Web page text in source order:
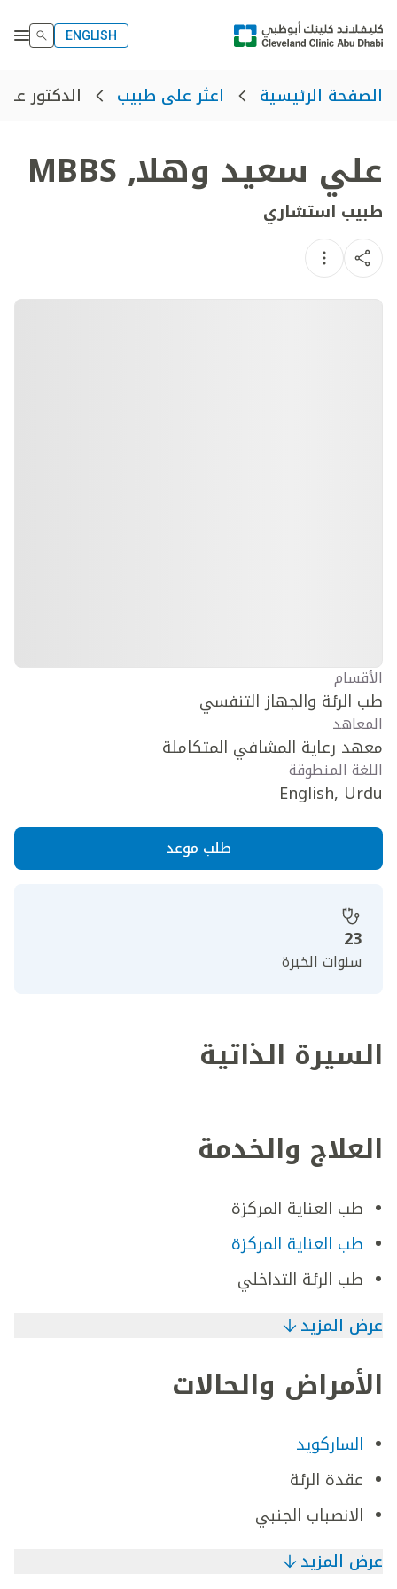
ENGLISH
الصفحة الرئيسية اعثر على طبيب الدكتور
علي سعيد وهلا,
MBBS
طبيب استشاري
الأقسام
طب الرئة والجهاز التنفسي
المعاهد
معهد رعاية المشافي المتكاملة
اللغة المنطوقة
English, Urdu
طلب موعد
23
سنوات الخبرة
السيرة الذاتية
العلاج والخدمة
طب العناية المركزة
طب العناية المركزة
طب الرئة التداخلي
عرض المزيد
الأمراض والحالات
الساركويد
عقدة الرئة
الانصباب الجنبي
عرض المزيد